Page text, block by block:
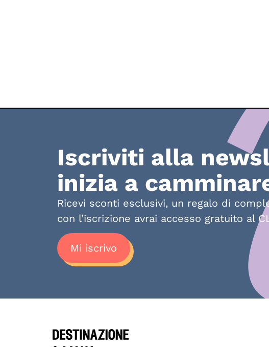
Iscriviti alla
inizia a
Ricevi sconti esclusivi, un regalo di
con l’iscrizione avrai accesso gratuito al
Mi iscrivo